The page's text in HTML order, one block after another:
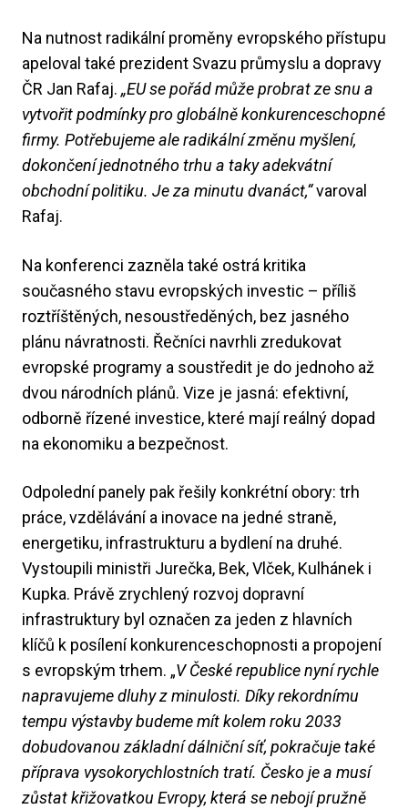
Na nutnost radikální proměny evropského přístupu
apeloval také prezident Svazu průmyslu a dopravy
ČR Jan Rafaj. „EU se pořád může probrat ze snu a
vytvořit podmínky pro globálně konkurenceschopné
firmy. Potřebujeme ale radikální změnu myšlení,
dokončení jednotného trhu a taky adekvátní
obchodní politiku. Je za minutu dvanáct,“varoval
Rafaj​​.
Na konferenci zazněla také ostrá kritika
současného stavu evropských investic – příliš
roztříštěných, nesoustředěných, bez jasného
plánu návratnosti. Řečníci navrhli zredukovat
evropské programy a soustředit je do jednoho až
dvou národních plánů. Vize je jasná: efektivní,
odborně řízené investice, které mají reálný dopad
na ekonomiku a bezpečnost.
Odpolední panely pak řešily konkrétní obory: trh
práce, vzdělávání a inovace na jedné straně,
energetiku, infrastrukturu a bydlení na druhé.
Vystoupili ministři Jurečka, Bek, Vlček, Kulhánek i
Kupka. Právě zrychlený rozvoj dopravní
infrastruktury byl označen za jeden z hlavních
klíčů k posílení konkurenceschopnosti a propojení
s evropským trhem. „V České republice nyní rychle
napravujeme dluhy z minulosti. Díky rekordnímu
tempu výstavby budeme mít kolem roku 2033
dobudovanou základní dálniční síť, pokračuje také
příprava vysokorychlostních tratí. Česko je a musí
zůstat křižovatkou Evropy, která se nebojí pružně